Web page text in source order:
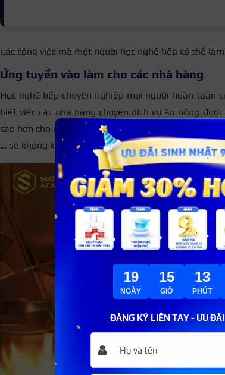
Các công việc mà một người học nghề bếp có thể
Ứng tuyển vào làm cho các nhà hàng
Học nghề bếp chuyên nghiệp mọi người hoàn toàn
biệt việc các nhà hàng chuyên dịch vụ ăn uống
cao hơn cho mọi người. Khu vực các thành phố lớn
… sẽ không khó để học viên có thể tìm được công
ĐĂNG KÝ LIỀN TAY - ƯU
19
NGÀY
15
GIỜ
13
PHÚT